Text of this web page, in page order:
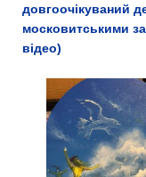
довгоочікуваний
московитськими
відео)